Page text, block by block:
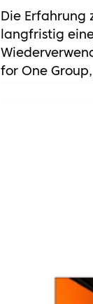
Die Erfahrung
langfristig
for One